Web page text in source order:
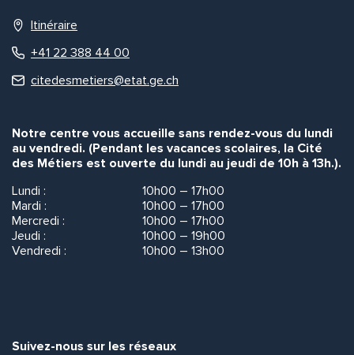
Itinéraire
+41 22 388 44 00
citedesmetiers@etat.ge.ch
Notre centre vous accueille sans rendez-vous du lundi
au vendredi. (Pendant les vacances scolaires, la Cité
des Métiers est ouverte du lundi au jeudi de 10h à 13h.).
Lundi :
10h00 – 17h00
Mardi :
10h00 – 17h00
Mercredi :
10h00 – 17h00
Jeudi :
10h00 – 19h00
Vendredi :
10h00 – 13h00
Suivez-nous sur les réseaux